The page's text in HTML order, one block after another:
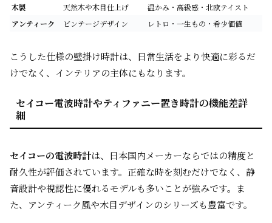
木製
天然木や木目仕上げ
温かみ・高級感・北欧テイスト
アンティーク
ビンテージデザイン レトロ・一生もの・希少価値
こうした仕様の壁掛け時計は、日常生活をより快適に彩るだ
けでなく、インテリアの主体にもなります。
セイコー電波時計やティファニー置き時計の機能差詳
細
セイコーの電波時計は、日本国内メーカーならではの精度と
耐久性が評価されています。正確な時を刻むだけでなく、静
音設計や視認性に優れるモデルも多いことが強みです。ま
た、アンティーク風や木目デザインのシリーズも豊富です。